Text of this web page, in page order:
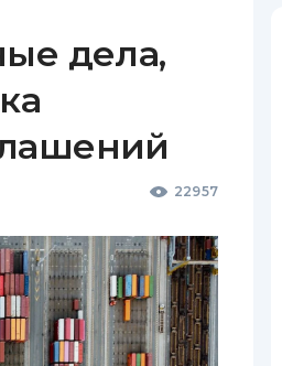
дела,
22957